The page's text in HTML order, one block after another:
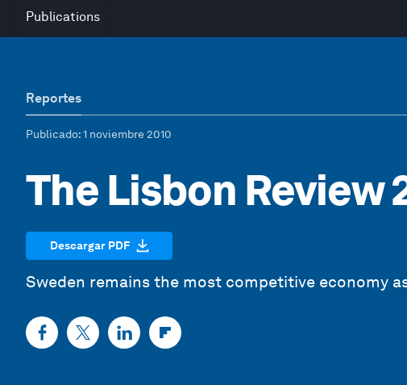
Publications
Reportes
Publicado: 1 noviembre 2010
The Lisbon Review
Descargar PDF
Sweden remains the most competitive economy